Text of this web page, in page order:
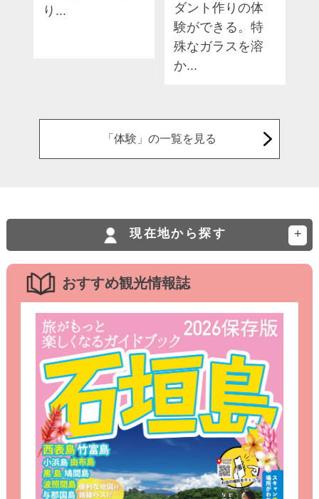
り...
ダント作りの体
験ができる。特
殊なガラスを溶
か...
「体験」の一覧を見る
現在地から探す
おすすめ観光情報誌